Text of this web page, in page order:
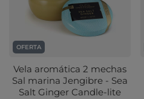
OFERTA
Vela aromática 2 mechas
Sal marina Jengibre - Sea
Salt Ginger Candle-lite